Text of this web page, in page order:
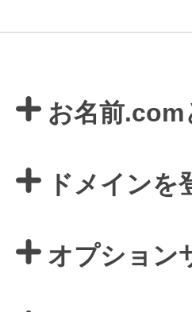
お名前.com
ドメインを
オプション